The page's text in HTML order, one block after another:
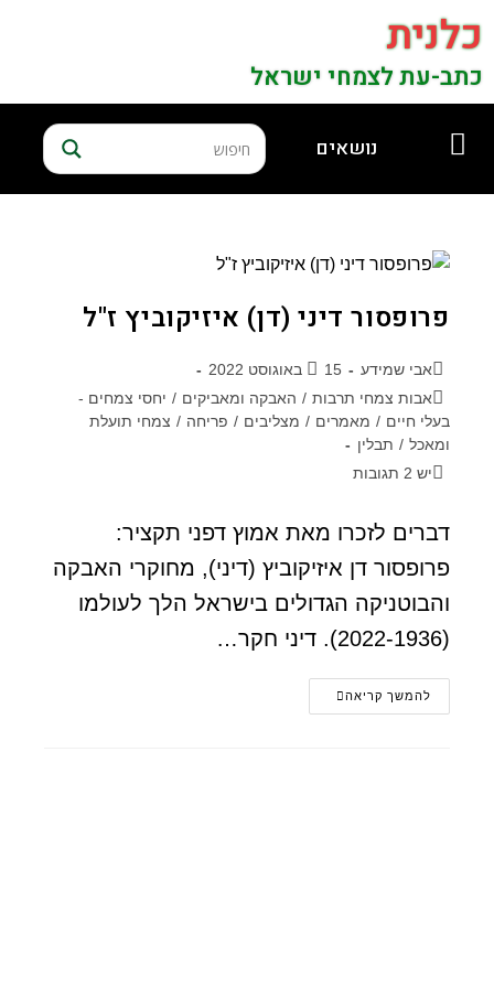
כלנית
כתב-עת לצמחי ישראל
נושאים
פרופסור דיני (דן) איזיקוביץ ז"ל
אבי שמידע
15 באוגוסט 2022
אבות צמחי תרבות / האבקה ומאביקים / יחסי צמחים -
בעלי חיים / מאמרים / מצליבים / פריחה / צמחי תועלת
ומאכל / תבלין
יש 2 תגובות
דברים לזכרו מאת אמוץ דפני תקציר:
פרופסור דן איזיקוביץ (דיני), מחוקרי האבקה
והבוטניקה הגדולים בישראל הלך לעולמו
(2022-1936). דיני חקר…
להמשך קריאה